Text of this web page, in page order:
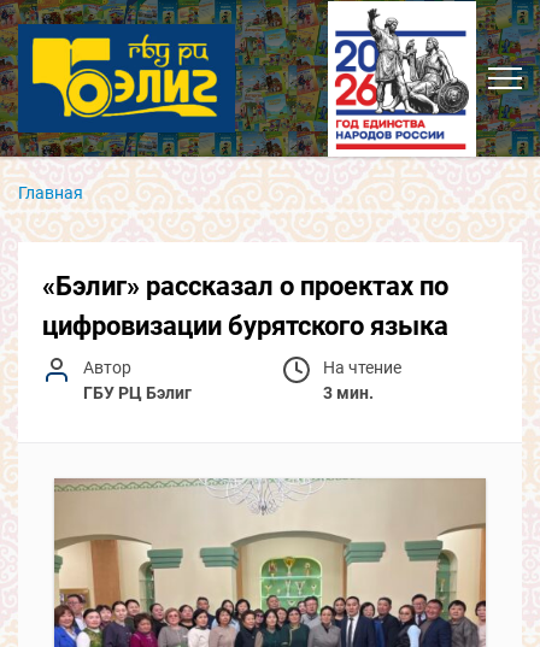
Главная
«Бэлиг» рассказал о проектах по
цифровизации бурятского языка
Автор
ГБУ РЦ Бэлиг
На чтение
3 мин.